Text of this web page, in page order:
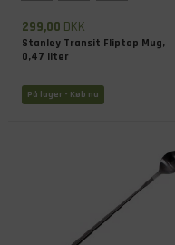
299,00 DKK
Stanley Transit Fliptop Mug,
0,47 liter
På lager - Køb nu